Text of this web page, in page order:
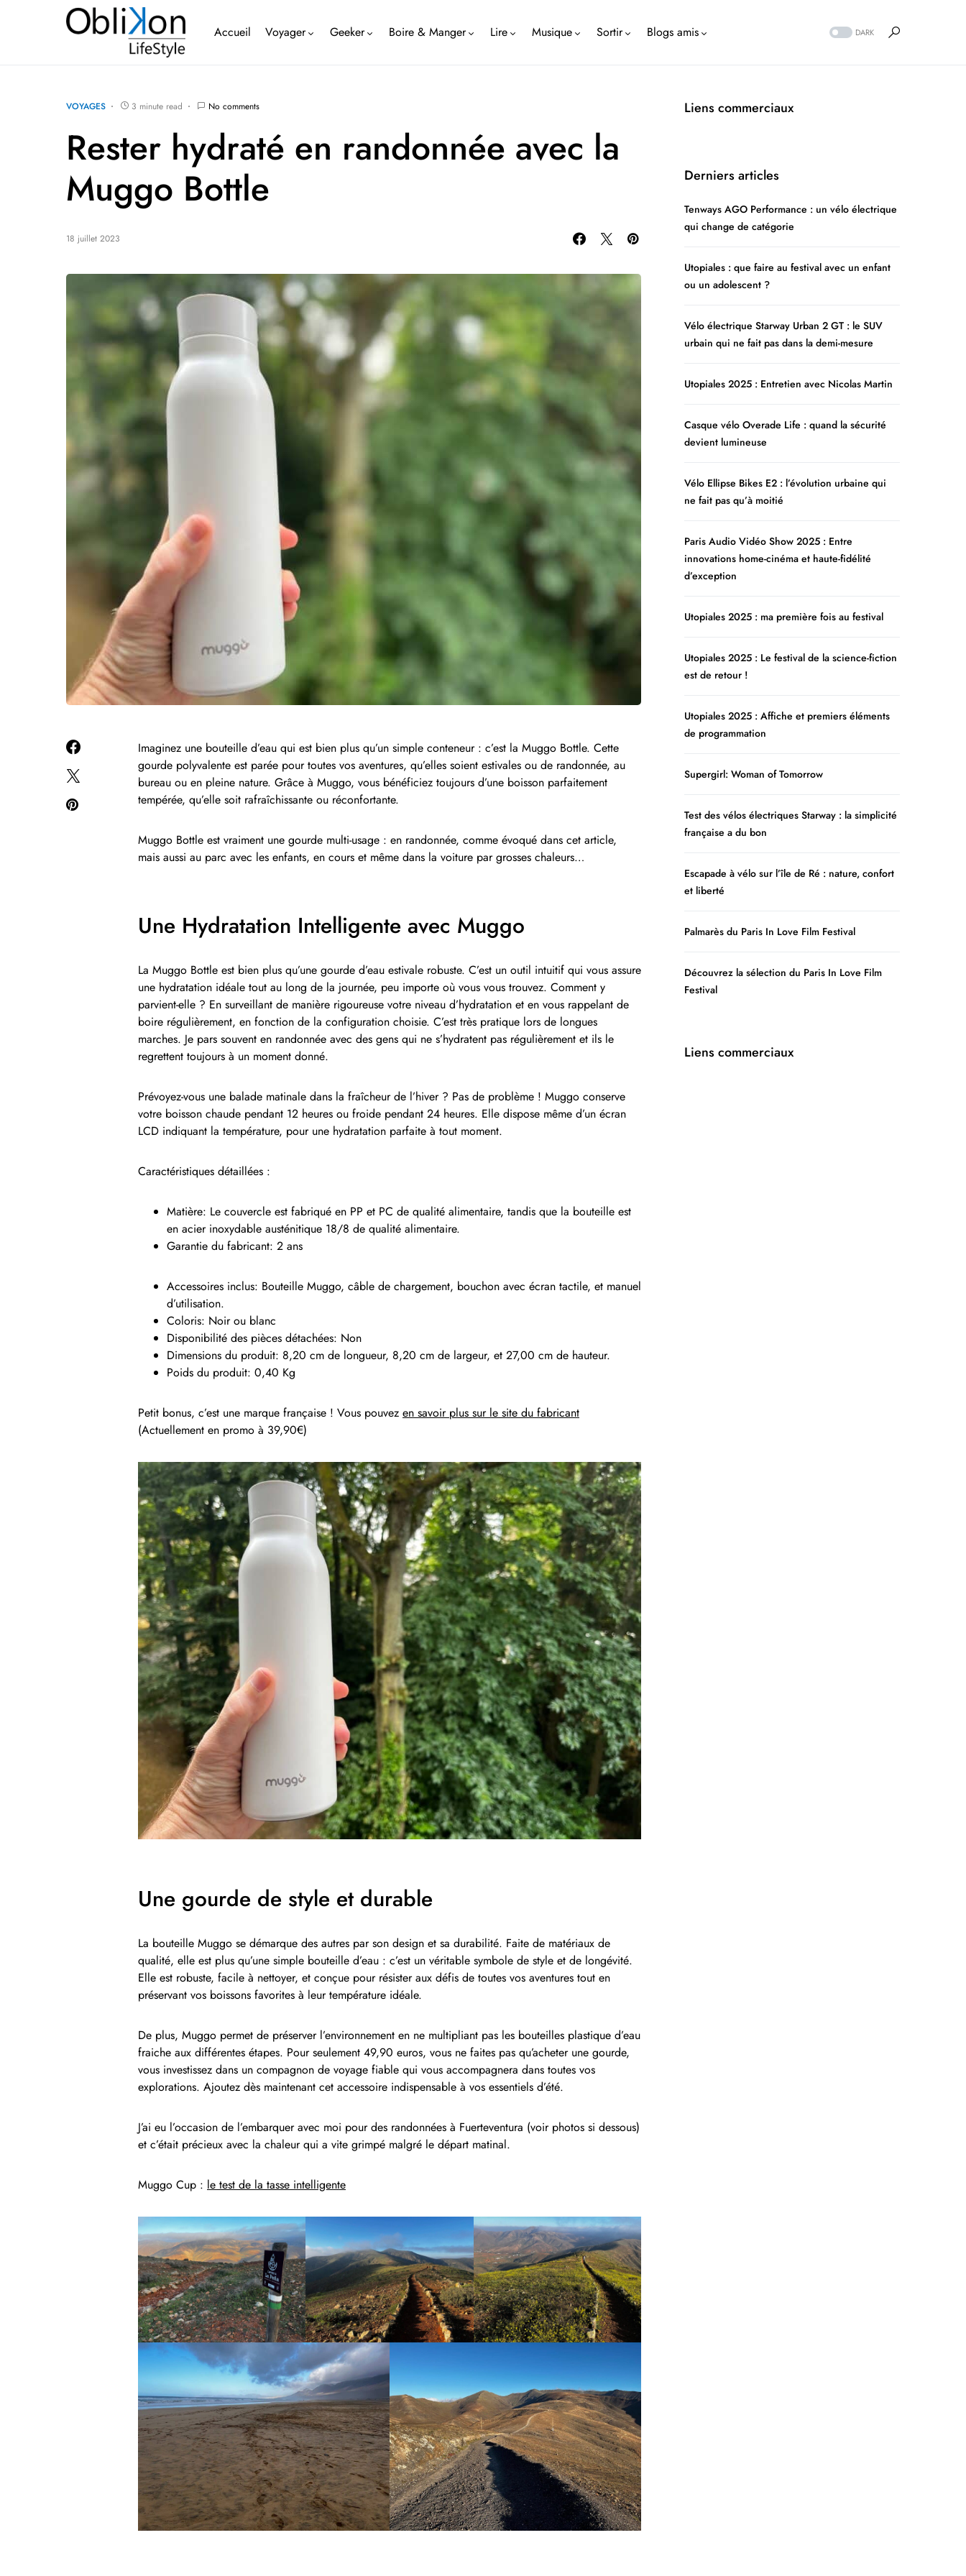
Accueil Voyager Geeker Boire & Manger Lire Musique Sortir Blogs amis DARK
VOYAGES 3 minute read No comments
Rester hydraté en randonnée avec la
Muggo Bottle
18 juillet 2023
Imaginez une bouteille d’eau qui est bien plus qu’un simple conteneur : c’est la Muggo Bottle. Cette
gourde polyvalente est parée pour toutes vos aventures, qu’elles soient estivales ou de randonnée, au
bureau ou en pleine nature. Grâce à Muggo, vous bénéficiez toujours d’une boisson parfaitement
tempérée, qu’elle soit rafraîchissante ou réconfortante.
Muggo Bottle est vraiment une gourde multi-usage : en randonnée, comme évoqué dans cet article,
mais aussi au parc avec les enfants, en cours et même dans la voiture par grosses chaleurs…
Une Hydratation Intelligente avec Muggo
La Muggo Bottle est bien plus qu’une gourde d’eau estivale robuste. C’est un outil intuitif qui vous assure
une hydratation idéale tout au long de la journée, peu importe où vous vous trouvez. Comment y
parvient-elle ? En surveillant de manière rigoureuse votre niveau d’hydratation et en vous rappelant de
boire régulièrement, en fonction de la configuration choisie. C’est très pratique lors de longues
marches. Je pars souvent en randonnée avec des gens qui ne s’hydratent pas régulièrement et ils le
regrettent toujours à un moment donné.
Prévoyez-vous une balade matinale dans la fraîcheur de l’hiver ? Pas de problème ! Muggo conserve
votre boisson chaude pendant 12 heures ou froide pendant 24 heures. Elle dispose même d’un écran
LCD indiquant la température, pour une hydratation parfaite à tout moment.
Caractéristiques détaillées :
Matière: Le couvercle est fabriqué en PP et PC de qualité alimentaire, tandis que la bouteille est
en acier inoxydable austénitique 18/8 de qualité alimentaire.
Garantie du fabricant: 2 ans
Accessoires inclus: Bouteille Muggo, câble de chargement, bouchon avec écran tactile, et manuel
d’utilisation.
Coloris: Noir ou blanc
Disponibilité des pièces détachées: Non
Dimensions du produit: 8,20 cm de longueur, 8,20 cm de largeur, et 27,00 cm de hauteur.
Poids du produit: 0,40 Kg
Petit bonus, c’est une marque française ! Vous pouvez en savoir plus sur le site du fabricant
(Actuellement en promo à 39,90€)
Une gourde de style et durable
La bouteille Muggo se démarque des autres par son design et sa durabilité. Faite de matériaux de
qualité, elle est plus qu’une simple bouteille d’eau : c’est un véritable symbole de style et de longévité.
Elle est robuste, facile à nettoyer, et conçue pour résister aux défis de toutes vos aventures tout en
préservant vos boissons favorites à leur température idéale.
De plus, Muggo permet de préserver l’environnement en ne multipliant pas les bouteilles plastique d’eau
fraiche aux différentes étapes. Pour seulement 49,90 euros, vous ne faites pas qu’acheter une gourde,
vous investissez dans un compagnon de voyage fiable qui vous accompagnera dans toutes vos
explorations. Ajoutez dès maintenant cet accessoire indispensable à vos essentiels d’été.
J’ai eu l’occasion de l’embarquer avec moi pour des randonnées à Fuerteventura (voir photos si dessous)
et c’était précieux avec la chaleur qui a vite grimpé malgré le départ matinal.
Muggo Cup : le test de la tasse intelligente
Liens commerciaux
Derniers articles
Tenways AGO Performance : un vélo électrique
qui change de catégorie
Utopiales : que faire au festival avec un enfant
ou un adolescent ?
Vélo électrique Starway Urban 2 GT : le SUV
urbain qui ne fait pas dans la demi-mesure
Utopiales 2025 : Entretien avec Nicolas Martin
Casque vélo Overade Life : quand la sécurité
devient lumineuse
Vélo Ellipse Bikes E2 : l’évolution urbaine qui
ne fait pas qu’à moitié
Paris Audio Vidéo Show 2025 : Entre
innovations home-cinéma et haute-fidélité
d’exception
Utopiales 2025 : ma première fois au festival
Utopiales 2025 : Le festival de la science-fiction
est de retour !
Utopiales 2025 : Affiche et premiers éléments
de programmation
Supergirl: Woman of Tomorrow
Test des vélos électriques Starway : la simplicité
française a du bon
Escapade à vélo sur l’île de Ré : nature, confort
et liberté
Palmarès du Paris In Love Film Festival
Découvrez la sélection du Paris In Love Film
Festival
Liens commerciaux